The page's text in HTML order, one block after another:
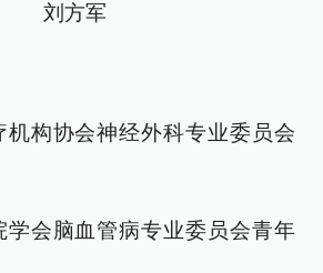
刘方军
机构协会神经外科专业委员会
学会脑血管病专业委员会青年